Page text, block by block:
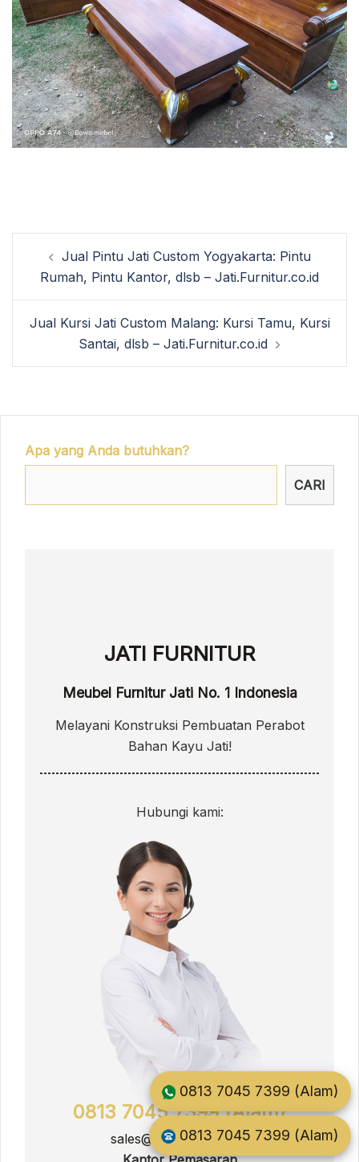
Post
navigation
Jual Pintu Jati Custom Yogyakarta: Pintu
Rumah, Pintu Kantor, dlsb – Jati.Furnitur.co.id
Jual Kursi Jati Custom Malang: Kursi Tamu, Kursi
Santai, dlsb – Jati.Furnitur.co.id
Apa yang Anda butuhkan?
CARI
JATI FURNITUR
Meubel Furnitur Jati No. 1 Indonesia
Melayani Konstruksi Pembuatan Perabot
Bahan Kayu Jati!
Hubungi kami:
0813 7045 7399 (Alam)
sales@jati.furnitur.co.id
0813 7045 7399 (Alam)
0813 7045 7399 (Alam)